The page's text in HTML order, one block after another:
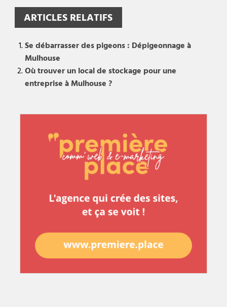
ARTICLES RELATIFS
Se débarrasser des pigeons : Dépigeonnage à
Mulhouse
Où trouver un local de stockage pour une
entreprise à Mulhouse ?